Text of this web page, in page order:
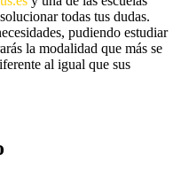
todas tus dudas.
pudiendo estudiar
la modalidad que más se
al igual que sus